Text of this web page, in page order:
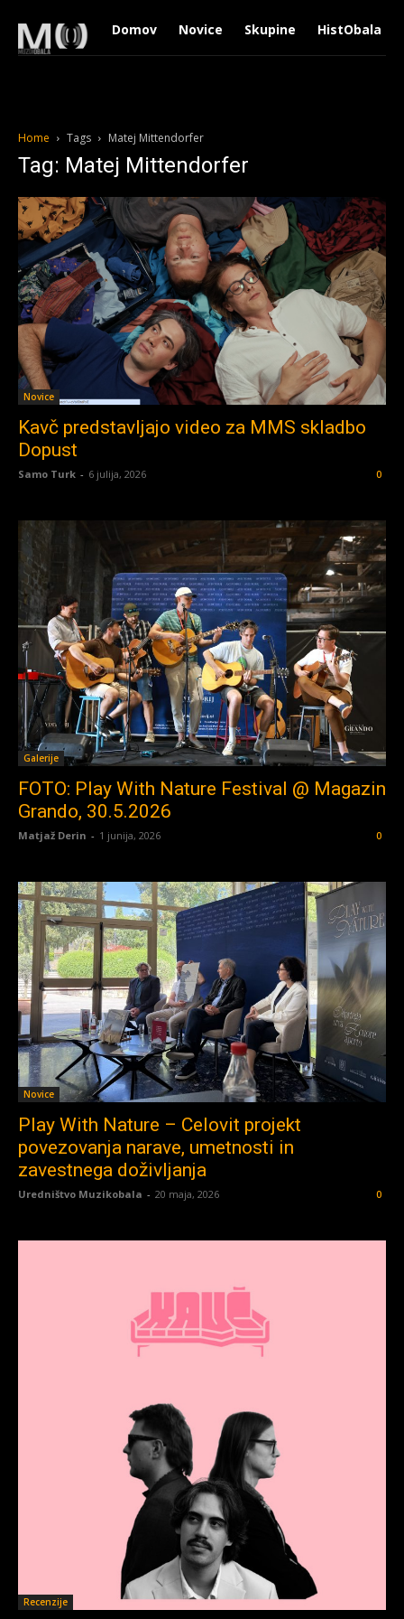
Domov Novice Skupine HistObala
Home Tags Matej Mittendorfer
Tag: Matej Mittendorfer
Novice
Kavč predstavljajo video za MMS skladbo
Dopust
Samo Turk - 6 julija, 2026 0
Galerije
FOTO: Play With Nature Festival @ Magazin
Grando, 30.5.2026
Matjaž Derin - 1 junija, 2026 0
Novice
Play With Nature – Celovit projekt
povezovanja narave, umetnosti in
zavestnega doživljanja
Uredništvo Muzikobala - 20 maja, 2026 0
Recenzije